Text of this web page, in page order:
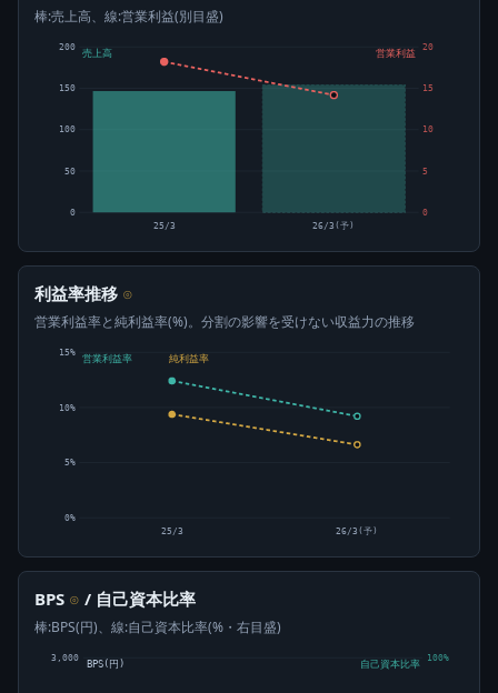
棒:売上高、線:営業利益(別目盛)
0
50
100
150
200
0
5
10
15
20
25/3 26/3(予)
売上高 営業利益
利益率推移 ⊙
営業利益率と純利益率(%)。分割の影響を受けない収益力の推移
0%
5%
10%
15%
営業利益率 純利益率
25/3 26/3(予)
BPS ⊙ / 自己資本比率
棒:BPS(円)、線:自己資本比率(%・右目盛)
3,000 100%
BPS(円) 自己資本比率